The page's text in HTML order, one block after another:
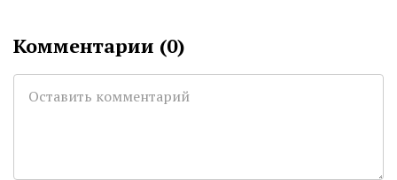
Комментарии (0)